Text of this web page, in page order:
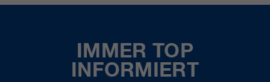
IMMER TOP
INFORMIERT